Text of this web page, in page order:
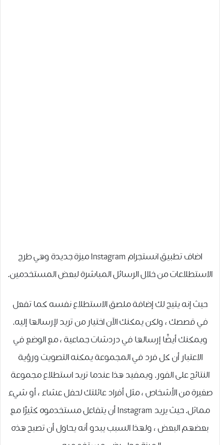
اضاف تطبيق انستجرام Instagram ميزة جديدة وهي طرح
الاستطلاعات من خلال الرسائل المباشرة لبعض المستخدمين.
حيث إنه يتيح لك إضافة ملصق الاستطلاع نفسه كما تفعل
في قصصك ، ولكن يمكنك الآن اختيار من تريد لإرسالها إليه.
ويمكنك أيضًا إرسالها في دردشات جماعية ، مع الوضع في
الاعتبار أن كل فرد في المجموعة يمكنه التصويت ورؤية
النتائج على الفور. ويمفيد هذا عندما تريد استطلاع مجموعة
صغيرة من الأشخاص ، مثل أفراد عائلتك لحفل عشاء ، أو شيء
مماثل. حيث يريد Instagram أن يتفاعل مستخدموه كثيرًا مع
بعضهم البعض ، ولهذا السبب يبدو أنه يحاول أن تصبح هذه